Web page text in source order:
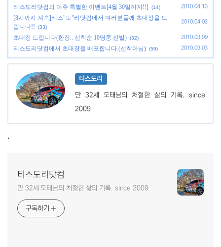
티스도리닷컴의 아주 특별한 이벤트[4월 30일까지!!] (14) 2010.04.13
[8시까지 계속]티스"도"리닷컴에서 여러분들께 초대장을 드
립니다!!
(33)
2010.04.02
초대장 드립니다(한장.. 선착순 10명중 선발) (32) 2010.03.09
티스도리닷컴에서 초대장을 배포합니다.(선착아님) (59) 2010.03.03
티스도리
만 32세 도태남의 처절한 삶의 기록. since
2009
,
티스도리닷컴
만 32세 도태남의 처절한 삶의 기록. since 2009
구독하기